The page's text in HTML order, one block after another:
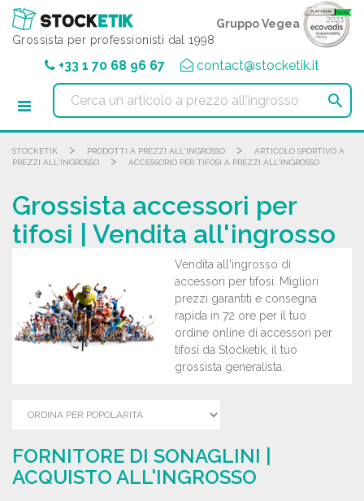
Grossista per professionisti dal 1998
Gruppo Vegea
+33 1 70 68 96 67 contact@stocketik.it

STOCKETIK > PRODOTTI A PREZZI ALL'INGROSSO >
ARTICOLO SPORTIVO A
PREZZI ALL'INGROSSO
> ACCESSORIO PER TIFOSI A PREZZI ALL'INGROSSO
Grossista accessori per
tifosi | Vendita all'ingrosso
Vendita all'ingrosso di
accessori per tifosi. Migliori
prezzi garantiti e consegna
rapida in 72 ore per il tuo
ordine online di accessori per
tifosi da Stocketik, il tuo
grossista generalista.
FORNITORE DI SONAGLINI |
ACQUISTO ALL'INGROSSO
Pannello di gestione dei cookies